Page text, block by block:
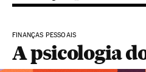
FINANÇAS PESSOAIS
A psicologia